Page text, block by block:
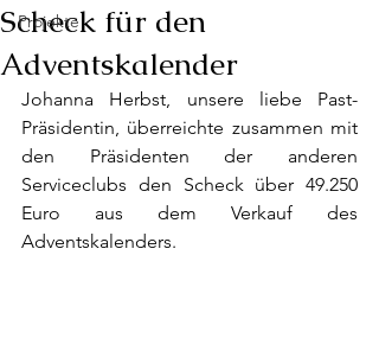
Projekte
Scheck für den
Adventskalender
Johanna Herbst, unsere liebe Past-
Präsidentin, überreichte zusammen mit
den Präsidenten der anderen
Serviceclubs den Scheck über 49.250
Euro aus dem Verkauf des
Adventskalenders.